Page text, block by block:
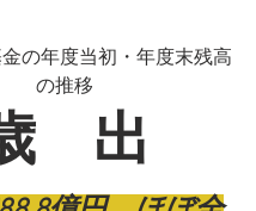
の年度当初・年度末残高
の推移
　出